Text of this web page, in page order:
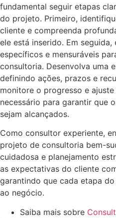
fundamental seguir etapas
do projeto. Primeiro,
cliente e compreenda
ele está inserido. Em
específicos e mensuráveis
consultoria. Desenvolva uma
definindo ações, prazos e
monitore o progresso e
necessário para garantir que
sejam alcançados.
Como consultor experiente,
projeto de consultoria bem-
cuidadosa e planejamento
as expectativas do cliente
garantindo que cada etapa
ao negócio.
Saiba mais sobre